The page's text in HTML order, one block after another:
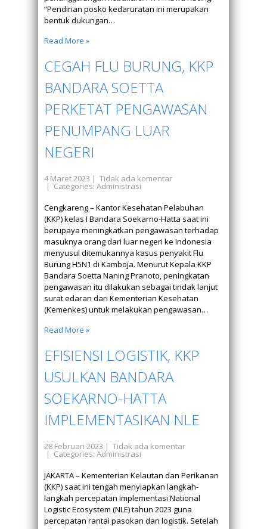
“Pendirian posko kedaruratan ini merupakan
bentuk dukungan…
Read More »
CEGAH FLU BURUNG, KKP
BANDARA SOETTA
PERKETAT PENGAWASAN
PENUMPANG LUAR
NEGERI
4 Maret 2023 | Tidak ada komentar
| Categories: Administrasi
Cengkareng – Kantor Kesehatan Pelabuhan
(KKP) kelas I Bandara Soekarno-Hatta saat ini
berupaya meningkatkan pengawasan terhadap
masuknya orang dari luar negeri ke Indonesia
menyusul ditemukannya kasus penyakit Flu
Burung H5N1 di Kamboja. Menurut Kepala KKP
Bandara Soetta Naning Pranoto, peningkatan
pengawasan itu dilakukan sebagai tindak lanjut
surat edaran dari Kementerian Kesehatan
(Kemenkes) untuk melakukan pengawasan…
Read More »
EFISIENSI LOGISTIK, KKP
USULKAN BANDARA
SOEKARNO-HATTA
IMPLEMENTASIKAN NLE
28 Februari 2023 | Tidak ada komentar
| Categories: Administrasi
JAKARTA – Kementerian Kelautan dan Perikanan
(KKP) saat ini tengah menyiapkan langkah-
langkah percepatan implementasi National
Logistic Ecosystem (NLE) tahun 2023 guna
percepatan rantai pasokan dan logistik. Setelah